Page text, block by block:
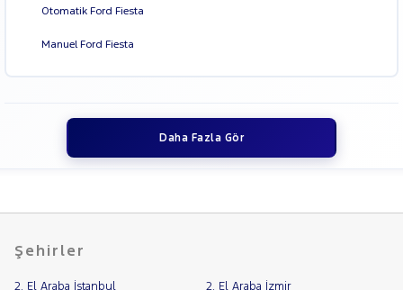
Otomatik Ford Fiesta
Manuel Ford Fiesta
Daha Fazla Gör
Şehirler
2. El Araba İstanbul 2. El Araba İzmir